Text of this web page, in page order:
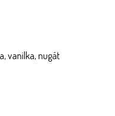
vanilka, nugát